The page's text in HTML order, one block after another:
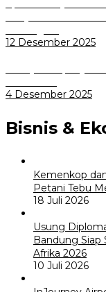
12 Desember 2025
4 Desember 2025
Bisnis &
Kemenkop
Petani Tebu
18 Juli 2026
Usung
Bandung Siap
Afrika 2026
10 Juli 2026